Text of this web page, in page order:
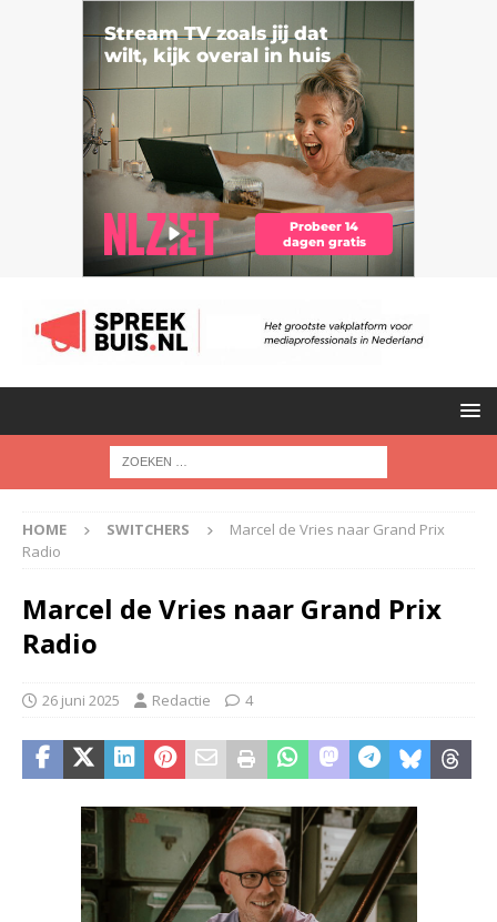
HOME SWITCHERS
Marcel de Vries naar Grand Prix
Radio
Marcel de Vries naar Grand Prix
Radio
26 juni 2025 Redactie 4